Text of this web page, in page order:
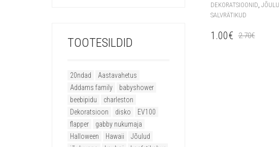
TOOTESILDID
20ndad
Aastavahetus
Addams family
babyshower
beebipidu
charleston
Dekoratsioon
disko
EV100
flapper
gabby nukumaja
Halloween
Hawaii
Jõulud
DEKORATSIOONID,
SALVRÄTIKUD
2.70€
1.00€